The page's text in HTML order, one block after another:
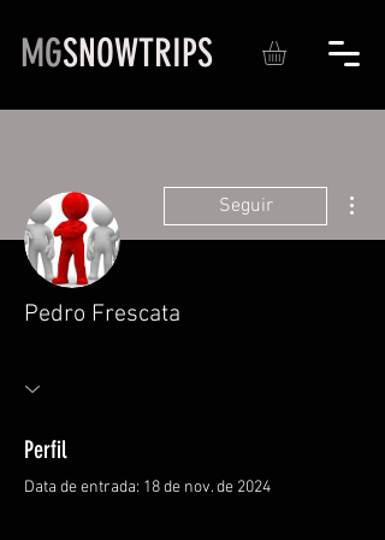
MGSNOWTRIPS
Seguir
Pedro Frescata
Perfil
Data de entrada: 18 de nov. de 2024